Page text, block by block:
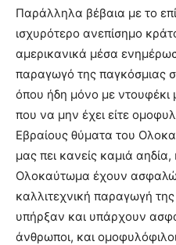
Παράλληλα βέβαια με το
ισχυρότερο ανεπίσημο
αμερικανικά μέσα
παραγωγό της παγκόσμιας
όπου ήδη μόνο με ντουφέκι
που να μην έχει είτε
Εβραίους θύματα του
μας πει κανείς καμιά
Ολοκαύτωμα έχουν
καλλιτεχνική παραγωγή
υπήρξαν και υπάρχουν
άνθρωποι, και